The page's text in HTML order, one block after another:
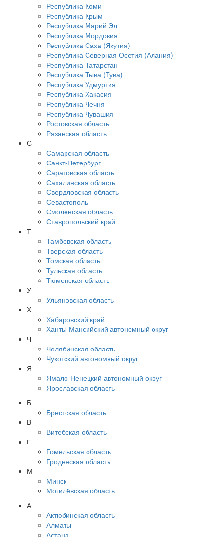
Республика Коми
Республика Крым
Республика Марий Эл
Республика Мордовия
Республика Саха (Якутия)
Республика Северная Осетия (Алания)
Республика Татарстан
Республика Тыва (Тува)
Республика Удмуртия
Республика Хакасия
Республика Чечня
Республика Чувашия
Ростовская область
Рязанская область
С
Самарская область
Санкт-Петербург
Саратовская область
Сахалинская область
Свердловская область
Севастополь
Смоленская область
Ставропольский край
Т
Тамбовская область
Тверская область
Томская область
Тульская область
Тюменская область
У
Ульяновская область
Х
Хабаровский край
Ханты-Мансийский автономный округ
Ч
Челябинская область
Чукотский автономный округ
Я
Ямало-Ненецкий автономный округ
Ярославская область
Б
Брестская область
В
Витебская область
Г
Гомельская область
Гроднеская область
М
Минск
Могилёвская область
А
Актюбинская область
Алматы
Астана